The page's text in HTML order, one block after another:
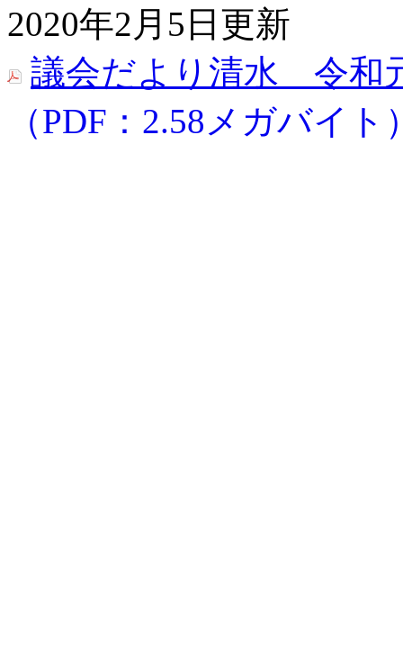
2020年2月5日更新
議会だより清水 令和
（PDF：2.58メガバイト